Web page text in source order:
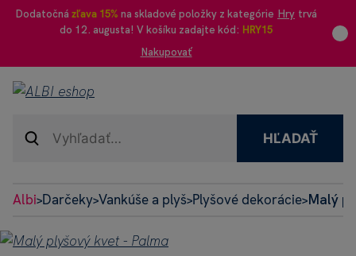
Dodatočná zľava 15% na skladové položky z kategórie Hry trvá
do 12. augusta! V košíku zadajte kód: HRY15
Nakupovať
HĽADAŤ
Albi>Darčeky>Vankúše a plyš>Plyšové dekorácie>Malý